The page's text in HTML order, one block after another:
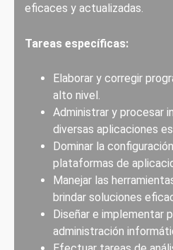
eficaces y actualizadas.
Tareas específicas:
Elaborar y corregir
alto nivel.
Administrar y procesar
diversas aplicaciones
Dominar la
plataformas de
Manejar las
brindar soluciones
Diseñar e implementar
administración